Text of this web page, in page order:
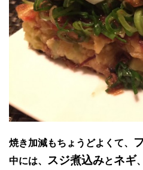
焼き加減もちょうどよくて、
中には、 スジ煮込みとネギ